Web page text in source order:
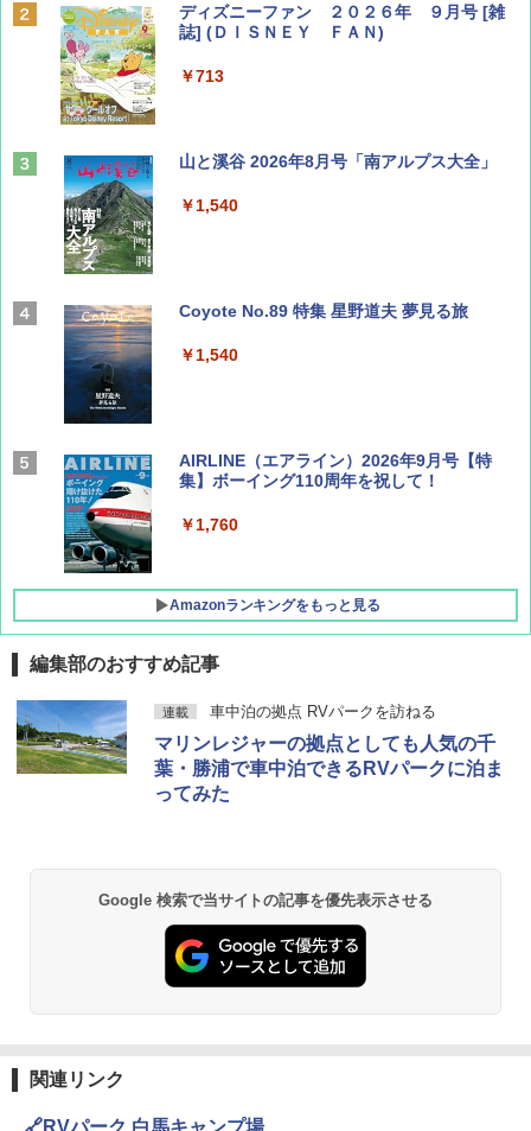
ディズニーファン ２０２６年 ９月号 [雑
誌] (ＤＩＳＮＥＹ ＦＡＮ)
￥713
山と溪谷 2026年8月号「南アルプス大全」
￥1,540
Coyote No.89 特集 星野道夫 夢見る旅
￥1,540
AIRLINE（エアライン）2026年9月号【特
集】ボーイング110周年を祝して！
￥1,760
Amazonランキングをもっと見る
D40 地球の歩き方 チェンマイ タイ北部の魅
力的な町 2026～2027 地球の歩き方D アジア
￥2,079
￥2,695
[キャンパーズコレクション 山善] ポップアッ
プテント 傘みたいに広げて畳める パッとサ
ッとサンシェード キューブ フルクローズ メ
ッシュ 簡単設置 ワンタッチテント キャンプ
&ハイキング カーキ PATC-150(KH)
PYKES PEAK (パイクスピーク) 着替えテン
人用 折りたたみ 防災グッズ 災害用トイレ ビ
ーチ ピクニック ポップアップテント 携帯 簡
易 トイレテント (ブラック)
￥4,980
GRANDOOR ステンレス保冷剤 2個セット 2
026リニューアル 急速冷凍 空間倍増 衛生的
コンパクト 保冷力長持ち
￥2,980
-08EX カーキ ソロキャンプ ポリエステル フ
レーム ドーム型 テント
￥14,800
編集部のおすすめ記事
連載 車中泊の拠点 RVパークを訪ねる
マリンレジャーの拠点としても人気の千
葉・勝浦で車中泊できるRVパークに泊ま
ってみた
Google 検索で当サイトの記事を優先表示させる
関連リンク